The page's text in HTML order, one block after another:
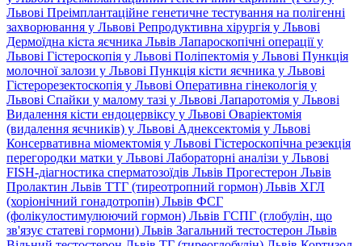
Львові Преімплантаційне генетичне тестування на полігенні
захворювання у Львові Репродуктивна хірургія у Львові
Дермоїдна кіста яєчника Львів Лапароскопічні операції у
Львові Гістероскопія у Львові Поліпектомія у Львові Пункція
молочної залози у Львові Пункція кісти яєчника у Львові
Гістерорезектоскопія у Львові Оперативна гінекологія у
Львові Спайки у малому тазі у Львові Лапаротомія у Львові
Видалення кісти ендоцервіксу у Львові Оваріектомія
(видалення яєчників) у Львові Аднексектомія у Львові
Консервативна міомектомія у Львові Гістероскопічна резекція
перегородки матки у Львові Лабораторні аналізи у Львові
FISH-діагностика сперматозоїдів Львів Прогестерон Львів
Пролактин Львів ТТГ (тиреотропний гормон) Львів ХГЛ
(хоріонічний гонадотропін) Львів ФСГ
(фолікулостимулюючий гормон) Львів ГСПГ (глобулін, що
зв'язує статеві гормони) Львів Загальний тестостерон Львів